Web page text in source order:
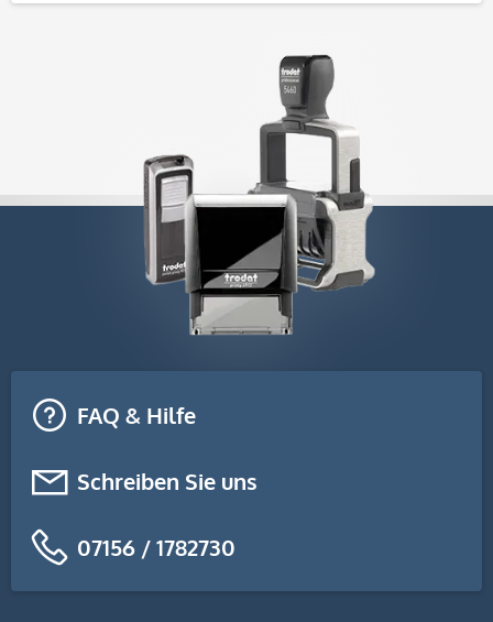
FAQ & Hilfe
Schreiben Sie uns
07156 / 1782730